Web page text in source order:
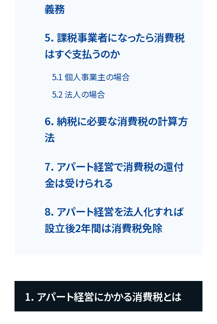
義務
5. 課税事業者になったら消費税
はすぐ支払うのか
5.1 個人事業主の場合
5.2 法人の場合
6. 納税に必要な消費税の計算方
法
7. アパート経営で消費税の還付
金は受けられる
8. アパート経営を法人化すれば
設立後2年間は消費税免除
1. アパート経営にかかる消費税とは